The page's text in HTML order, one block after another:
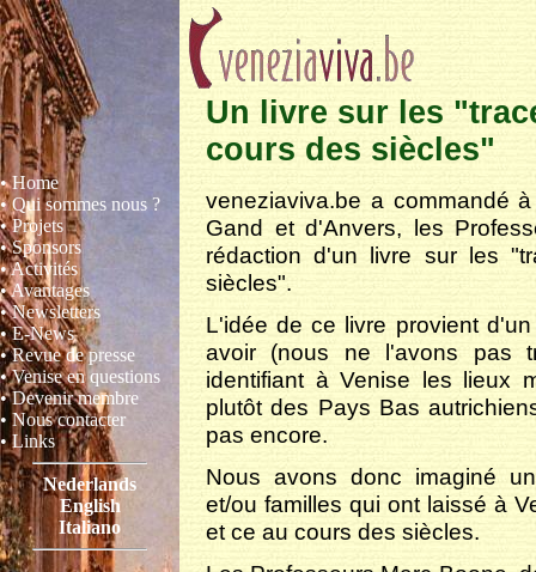
• Home
• Qui sommes nous ?
• Projets
• Sponsors
• Activités
• Avantages
• Newsletters
• E-News
• Revue de presse
• Venise en questions
• Devenir membre
• Nous contacter
• Links
Nederlands
English
Italiano
Un livre sur les
cours des siècles"
veneziaviva.be a commandé
Gand et d'Anvers, les
rédaction d'un livre sur les
siècles".
L'idée de ce livre provient
avoir (nous ne l'avons pas
identifiant à Venise les lieux
plutôt des Pays Bas
pas encore.
Nous avons donc imaginé
et/ou familles qui ont laissé à
et ce au cours des siècles.